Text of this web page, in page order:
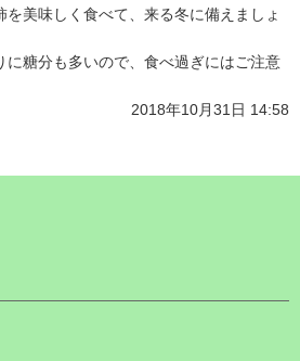
美味しく食べて、来る冬に備えましょ
に糖分も多いので、食べ過ぎにはご注意
2018年10月31日 14:58